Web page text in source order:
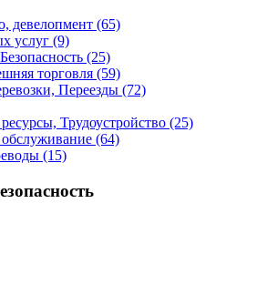
девелопмент (65)
услуг (9)
(25)
торговля (59)
Переезды (72)
Трудоустройство (25)
(64)
(15)